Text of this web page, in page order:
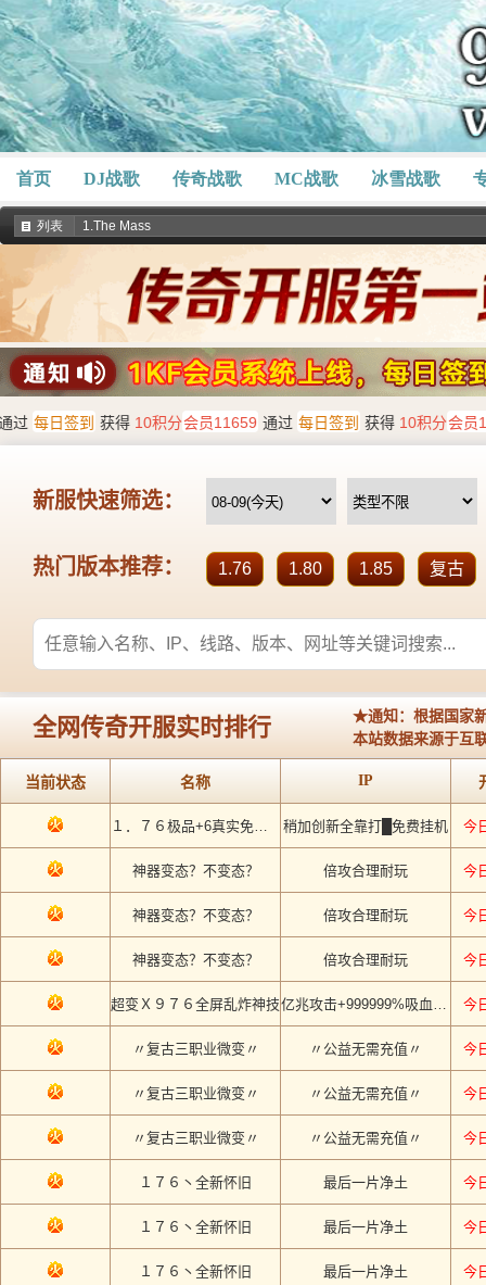
首页 DJ战歌 传奇战歌 MC战歌 冰雪战歌